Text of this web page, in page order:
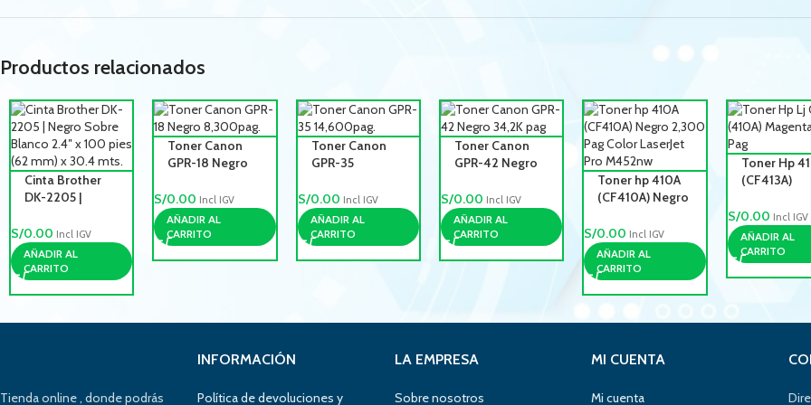
Productos relacionados
Cinta Brother
DK-2205 |
Blanco 2.4″ x
100 pies (62
mm) x 30.4 mts.
S/0.00 Incl IGV
AÑADIR AL
CARRITO
Toner Canon
GPR-18 Negro
S/0.00 Incl IGV
AÑADIR AL
CARRITO
Toner Canon
GPR-35
S/0.00 Incl IGV
AÑADIR AL
CARRITO
Toner Canon
GPR-42 Negro
S/0.00 Incl IGV
AÑADIR AL
CARRITO
Toner hp 410A
(CF410A) Negro
Color LaserJet
Pro M452nw
S/0.00 Incl IGV
AÑADIR AL
CARRITO
Toner Hp
(CF413A)
Pag Color
LaserJet Pro
M452nw
S/0.00 Incl IGV
AÑADIR AL
CARRITO
Tienda online , donde podrás
INFORMACIÓN
Política de devoluciones y
LA EMPRESA
Sobre nosotros
MI CUENTA
Mi cuenta